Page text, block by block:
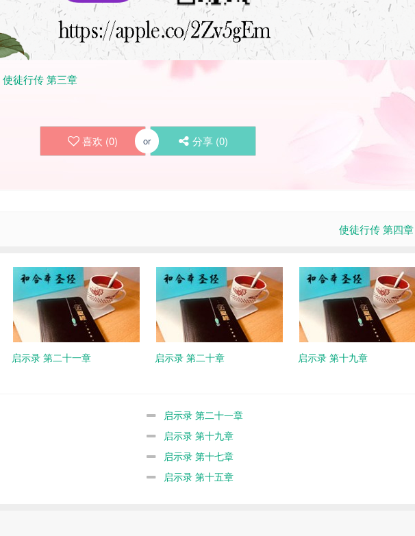
使徒行传 第三章
喜欢 (0) or 分享 (0)
使徒行传 第四章
启示录 第二十一章 启示录 第二十章 启示录 第十九章
启示录 第二十一章
启示录 第十九章
启示录 第十七章
启示录 第十五章